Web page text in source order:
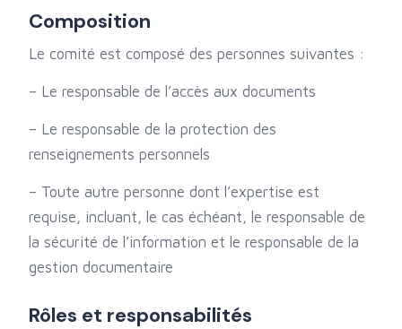
Composition
Le comité est composé des personnes suivantes :
– Le responsable de l’accès aux documents
– Le responsable de la protection des
renseignements personnels
– Toute autre personne dont l’expertise est
requise, incluant, le cas échéant, le responsable de
la sécurité de l’information et le responsable de la
gestion documentaire
Rôles et responsabilités